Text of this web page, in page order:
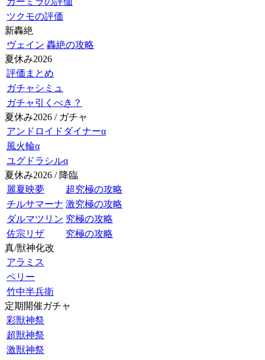
ツクモの評価
新轟絶
ヴェイン 轟絶の攻略
夏休み2026
評価まとめ
ガチャシミュ
ガチャ引くべき？
夏休み2026 / ガチャ
アンドロイドダイナーα
風火輪α
ユグドラシルα
夏休み2026 / 降臨
麗夏映夢
超究極の攻略
チルサマーナ 激究極の攻略
ダルマツリン 究極の攻略
佐宗リザ
究極の攻略
真/獣神化改
アラミス
ペリー
竹中半兵衛
定期開催ガチャ
彩獣神祭
超獣神祭
激獣神祭